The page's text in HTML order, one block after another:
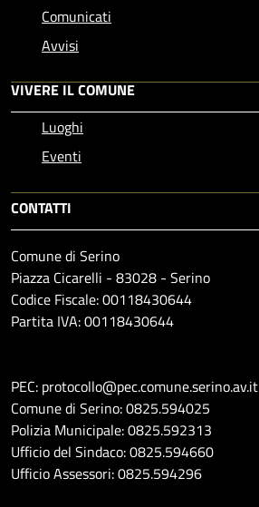
Comunicati
Avvisi
VIVERE IL COMUNE
Luoghi
Eventi
CONTATTI
Comune di Serino
Piazza Cicarelli - 83028 - Serino
Codice Fiscale: 00118430644
Partita IVA: 00118430644
PEC: protocollo@pec.comune.serino.av.it
Comune di Serino: 0825.594025
Polizia Municipale: 0825.592313
Ufficio del Sindaco: 0825.594660
Ufficio Assessori: 0825.594296